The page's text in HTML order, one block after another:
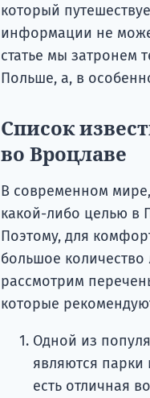
который
информации не
статье мы затронем
Польше, а, в
Список
во Вроцлаве
В современном
какой-либо целью в
Поэтому, для
большое
рассмотрим
которые
Одной из
являются парки
есть отличная